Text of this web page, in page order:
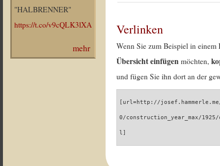
"HALBRENNER"
https://t.co/v9cQLK3lXA
mehr
Verlinken
Wenn Sie zum Beispiel in
Übersicht einfügen möchten,
und fügen Sie ihn dort an der
[url=http://
0/construction_year_max/
l]